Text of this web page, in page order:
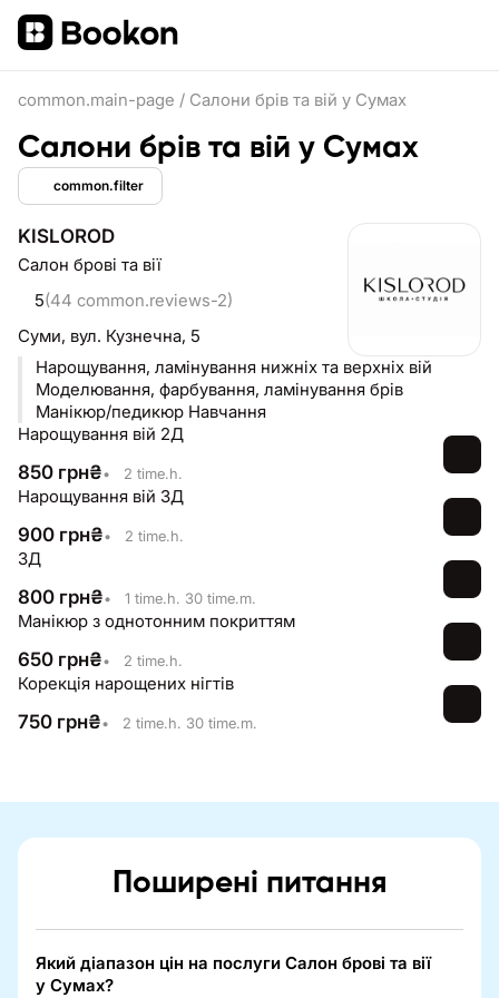
common.main-page / Салони брів та вій у Сумах
Салони брів та вій у Сумах
common.filter
KISLOROD
Салон брові та вії
5(44 common.reviews-2)
Суми, вул. Кузнечна, 5
Нарощування, ламінування нижніх та верхніх вій
Моделювання, фарбування, ламінування брів
Манікюр/педикюр Навчання
Нарощування вій 2Д
850 грн₴• 2 time.h.
Нарощування вій 3Д
900 грн₴• 2 time.h.
3Д
800 грн₴• 1 time.h. 30 time.m.
Манікюр з однотонним покриттям
650 грн₴• 2 time.h.
Корекція нарощених нігтів
750 грн₴• 2 time.h. 30 time.m.
Поширені питання
Який діапазон цін на послуги Салон брові та вії
у Сумах?